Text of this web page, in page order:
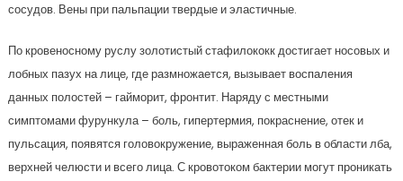
сосудов. Вены при пальпации твердые и эластичные.
По кровеносному руслу золотистый стафилококк достигает носовых и
лобных пазух на лице, где размножается, вызывает воспаления
данных полостей – гайморит, фронтит. Наряду с местными
симптомами фурункула – боль, гипертермия, покраснение, отек и
пульсация, появятся головокружение, выраженная боль в области лба,
верхней челюсти и всего лица. С кровотоком бактерии могут проникать